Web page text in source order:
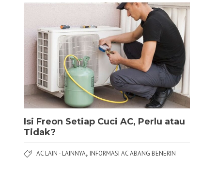
Isi Freon Setiap Cuci AC, Perlu atau
Tidak?
AC LAIN - LAINNYA, INFORMASI AC ABANG BENERIN